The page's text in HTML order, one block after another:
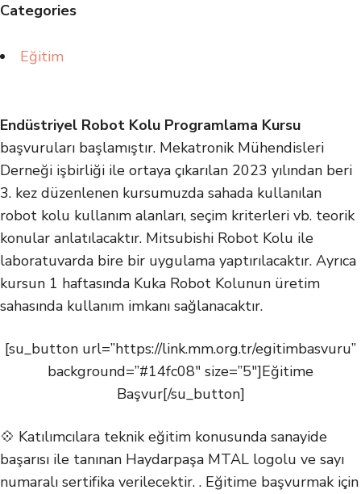
Categories
Eğitim
Endüstriyel Robot Kolu Programlama Kursu
başvuruları başlamıştır. Mekatronik Mühendisleri
Derneği işbirliği ile ortaya çıkarılan 2023 yılından beri
3. kez düzenlenen kursumuzda sahada kullanılan
robot kolu kullanım alanları, seçim kriterleri vb. teorik
konular anlatılacaktır. Mitsubishi Robot Kolu ile
laboratuvarda bire bir uygulama yaptırılacaktır. Ayrıca
kursun 1 haftasında Kuka Robot Kolunun üretim
sahasında kullanım imkanı sağlanacaktır.
[su_button url=”https://link.mm.org.tr/egitimbasvuru”
background=”#14fc08″ size=”5″]Eğitime
Başvur[/su_button]
💠 Katılımcılara teknik eğitim konusunda sanayide
başarısı ile tanınan Haydarpaşa MTAL logolu ve sayı
numaralı sertifika verilecektir. . Eğitime başvurmak için